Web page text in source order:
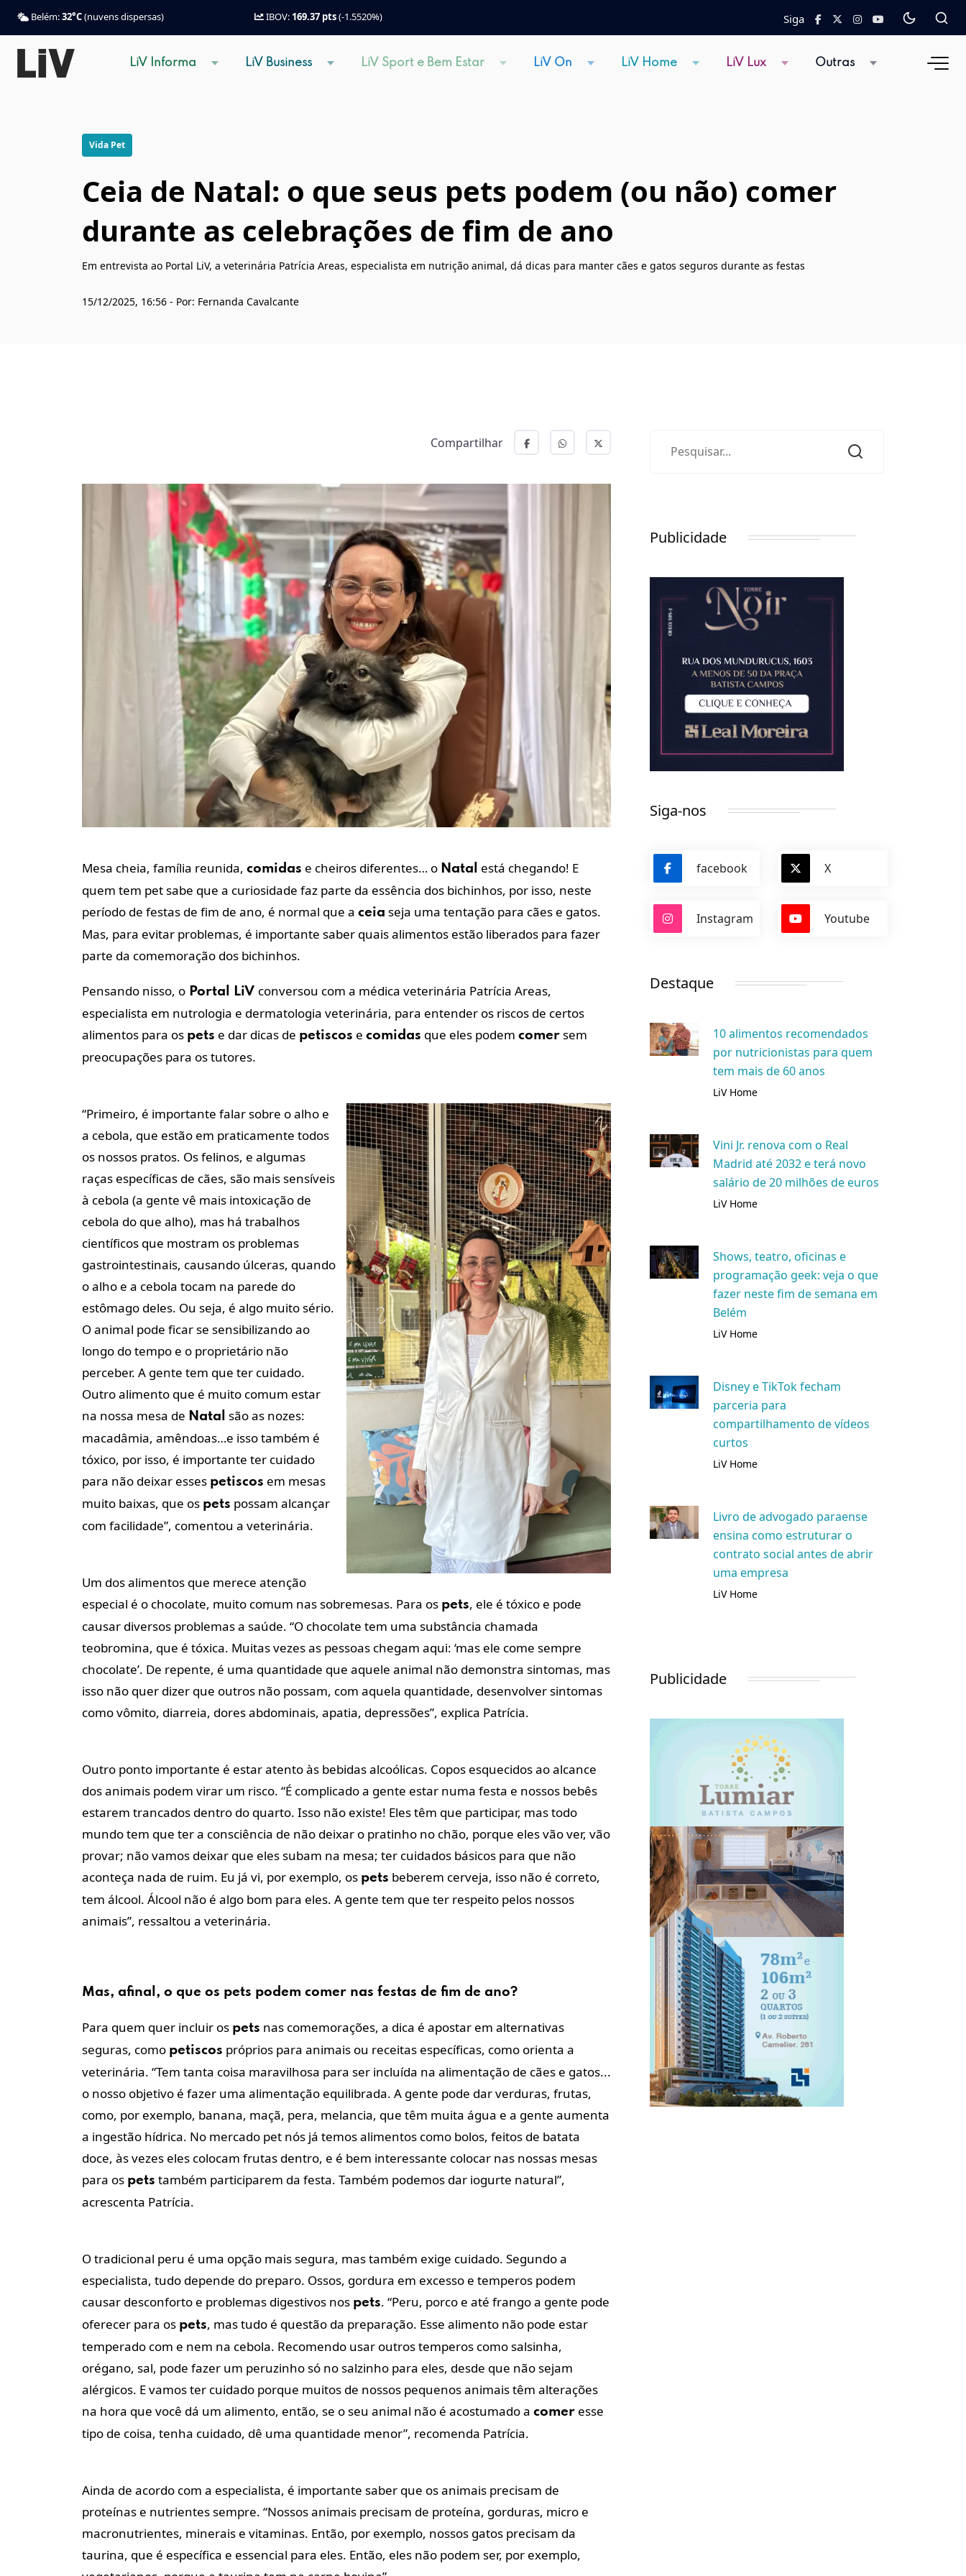
Belém:32°C(nuvens dispersas) IBOV: 169.37 pts(-1.5520%) Siga
LiV Informa LiV Business LiV Sport e Bem Estar LiV On LiV Home LiV Lux Outras
Vida Pet
Ceia de Natal: o que seus pets podem (ou não) comer
durante as celebrações de fim de ano
Em entrevista ao Portal LiV, a veterinária Patrícia Areas, especialista em nutrição animal, dá dicas para manter cães e gatos seguros durante as festas
15/12/2025, 16:56 - Por: Fernanda Cavalcante
Compartilhar
Mesa cheia, família reunida, comidas e cheiros diferentes… o Natal
está chegando! E
quem tem pet sabe que a curiosidade faz parte da essência dos bichinhos, por isso, neste
período de festas de fim de ano, é normal que a ceia seja uma tentação para cães e gatos.
Mas, para evitar problemas, é importante saber quais alimentos estão liberados para fazer
parte da comemoração dos bichinhos.
Pensando nisso, o Portal LiV conversou com a médica veterinária Patrícia Areas,
especialista em nutrologia e dermatologia veterinária, para entender os riscos de certos
alimentos para os pets e dar dicas de petiscos e comidas que eles podem comer sem
preocupações para os tutores.
“Primeiro, é importante falar sobre o alho e
a cebola, que estão em praticamente todos
os nossos pratos. Os felinos, e algumas
raças específicas de cães, são mais sensíveis
à cebola (a gente vê mais intoxicação de
cebola do que alho), mas há trabalhos
científicos que mostram os problemas
gastrointestinais, causando úlceras, quando
o alho e a cebola tocam na parede do
estômago deles. Ou seja, é algo muito sério.
O animal pode ficar se sensibilizando ao
longo do tempo e o proprietário não
perceber. A gente tem que ter cuidado.
Outro alimento que é muito comum estar
na nossa mesa de Natal são as nozes:
macadâmia, amêndoas…e isso também é
tóxico, por isso, é importante ter cuidado
para não deixar esses petiscos em mesas
muito baixas, que os pets possam alcançar
com facilidade”, comentou a veterinária.
Um dos alimentos que merece atenção
especial é o chocolate, muito comum nas sobremesas. Para os pets, ele é tóxico e pode
causar diversos problemas a saúde. “O chocolate tem uma substância chamada
teobromina, que é tóxica. Muitas vezes as pessoas chegam aqui: ‘mas ele come sempre
chocolate’. De repente, é uma quantidade que aquele animal não demonstra sintomas, mas
isso não quer dizer que outros não possam, com aquela quantidade, desenvolver sintomas
como vômito, diarreia, dores abdominais, apatia, depressões”, explica Patrícia.
Outro ponto importante é estar atento às bebidas alcoólicas. Copos esquecidos ao alcance
dos animais podem virar um risco. “É complicado a gente estar numa festa e nossos bebês
estarem trancados dentro do quarto. Isso não existe! Eles têm que participar, mas todo
mundo tem que ter a consciência de não deixar o pratinho no chão, porque eles vão ver, vão
provar; não vamos deixar que eles subam na mesa; ter cuidados básicos para que não
aconteça nada de ruim. Eu já vi, por exemplo, os pets beberem cerveja, isso não é correto,
tem álcool. Álcool não é algo bom para eles. A gente tem que ter respeito pelos nossos
animais”, ressaltou a veterinária.
Mas, afinal, o que os pets podem comer nas festas de fim de ano?
Para quem quer incluir os pets nas comemorações, a dica é apostar em alternativas
seguras, como petiscos próprios para animais ou receitas específicas, como orienta a
veterinária. “Tem tanta coisa maravilhosa para ser incluída na alimentação de cães e gatos...
o nosso objetivo é fazer uma alimentação equilibrada. A gente pode dar verduras, frutas,
como, por exemplo, banana, maçã, pera, melancia, que têm muita água e a gente aumenta
a ingestão hídrica. No mercado pet nós já temos alimentos como bolos, feitos de batata
doce, às vezes eles colocam frutas dentro, e é bem interessante colocar nas nossas mesas
para os pets também participarem da festa. Também podemos dar iogurte natural”,
acrescenta Patrícia.
O tradicional peru é uma opção mais segura, mas também exige cuidado. Segundo a
especialista, tudo depende do preparo. Ossos, gordura em excesso e temperos podem
causar desconforto e problemas digestivos nos pets. “Peru, porco e até frango a gente pode
oferecer para os pets, mas tudo é questão da preparação. Esse alimento não pode estar
temperado com e nem na cebola. Recomendo usar outros temperos como salsinha,
orégano, sal, pode fazer um peruzinho só no salzinho para eles, desde que não sejam
alérgicos. E vamos ter cuidado porque muitos de nossos pequenos animais têm alterações
na hora que você dá um alimento, então, se o seu animal não é acostumado a comer esse
tipo de coisa, tenha cuidado, dê uma quantidade menor”, recomenda Patrícia.
Ainda de acordo com a especialista, é importante saber que os animais precisam de
proteínas e nutrientes sempre. “Nossos animais precisam de proteína, gorduras, micro e
macronutrientes, minerais e vitaminas. Então, por exemplo, nossos gatos precisam da
taurina, que é específica e essencial para eles. Então, eles não podem ser, por exemplo,
Publicidade
Siga-nos
facebook X
Instagram Youtube
Destaque
10 alimentos recomendados
por nutricionistas para quem
tem mais de 60 anos
LiV Home
Vini Jr. renova com o Real
Madrid até 2032 e terá novo
salário de 20 milhões de euros
LiV Home
Shows, teatro, oficinas e
programação geek: veja o que
fazer neste fim de semana em
Belém
LiV Home
Disney e TikTok fecham
parceria para
compartilhamento de vídeos
curtos
LiV Home
Livro de advogado paraense
ensina como estruturar o
contrato social antes de abrir
uma empresa
LiV Home
Publicidade